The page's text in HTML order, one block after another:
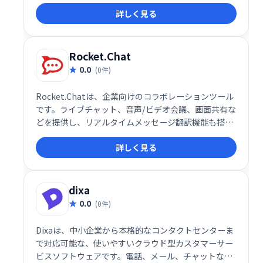
リーなインターフェースで、スムーズな導入と運用が
可能です。
詳しく見る
Rocket.Chat
0.0 (0件)
Rocket.Chatは、企業向けのコラボレーションツール
です。ライブチャット、音声/ビデオ会議、画面共有な
どを提供し、リアルタイムメッセージ翻訳機能も搭
載。複数言語での円滑なコミュニケーションを実現
し、チームの生産性向上を支援します。
詳しく見る
dixa
0.0 (0件)
Dixaは、中小企業から本格的なコンタクトセンターま
で対応可能な、使いやすいクラウド型カスタマーサー
ビスソフトウェアです。電話、メール、チャットなど